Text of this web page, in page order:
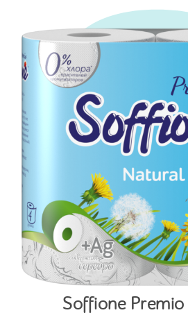
Soffione